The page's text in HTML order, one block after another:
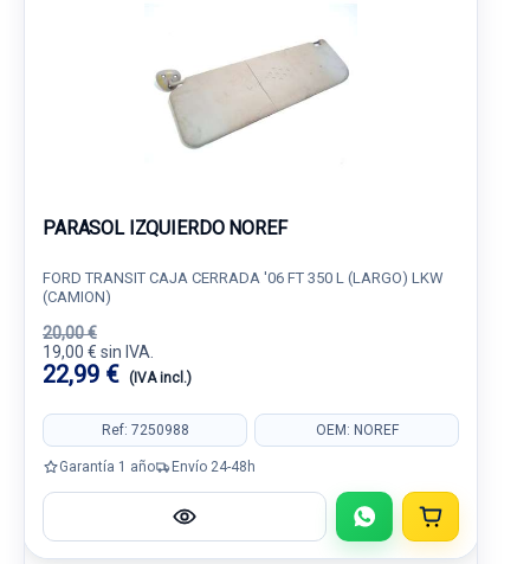
PARASOL IZQUIERDO NOREF
FORD TRANSIT CAJA CERRADA '06 FT 350 L (LARGO) LKW
(CAMION)
20,00 €
19,00 € sin IVA.
22,99 € (IVA incl.)
Ref: 7250988 OEM: NOREF
Garantía 1 año Envío 24-48h